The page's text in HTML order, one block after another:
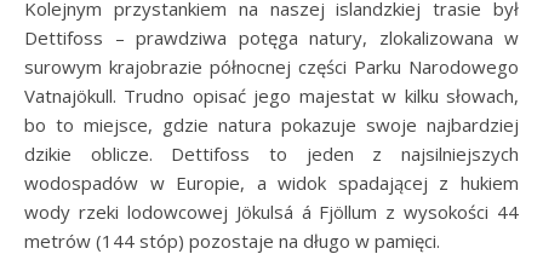
Kolejnym przystankiem na naszej islandzkiej trasie był
Dettifoss – prawdziwa potęga natury, zlokalizowana w
surowym krajobrazie północnej części Parku Narodowego
Vatnajökull. Trudno opisać jego majestat w kilku słowach,
bo to miejsce, gdzie natura pokazuje swoje najbardziej
dzikie oblicze. Dettifoss to jeden z najsilniejszych
wodospadów w Europie, a widok spadającej z hukiem
wody rzeki lodowcowej Jökulsá á Fjöllum z wysokości 44
metrów (144 stóp) pozostaje na długo w pamięci.